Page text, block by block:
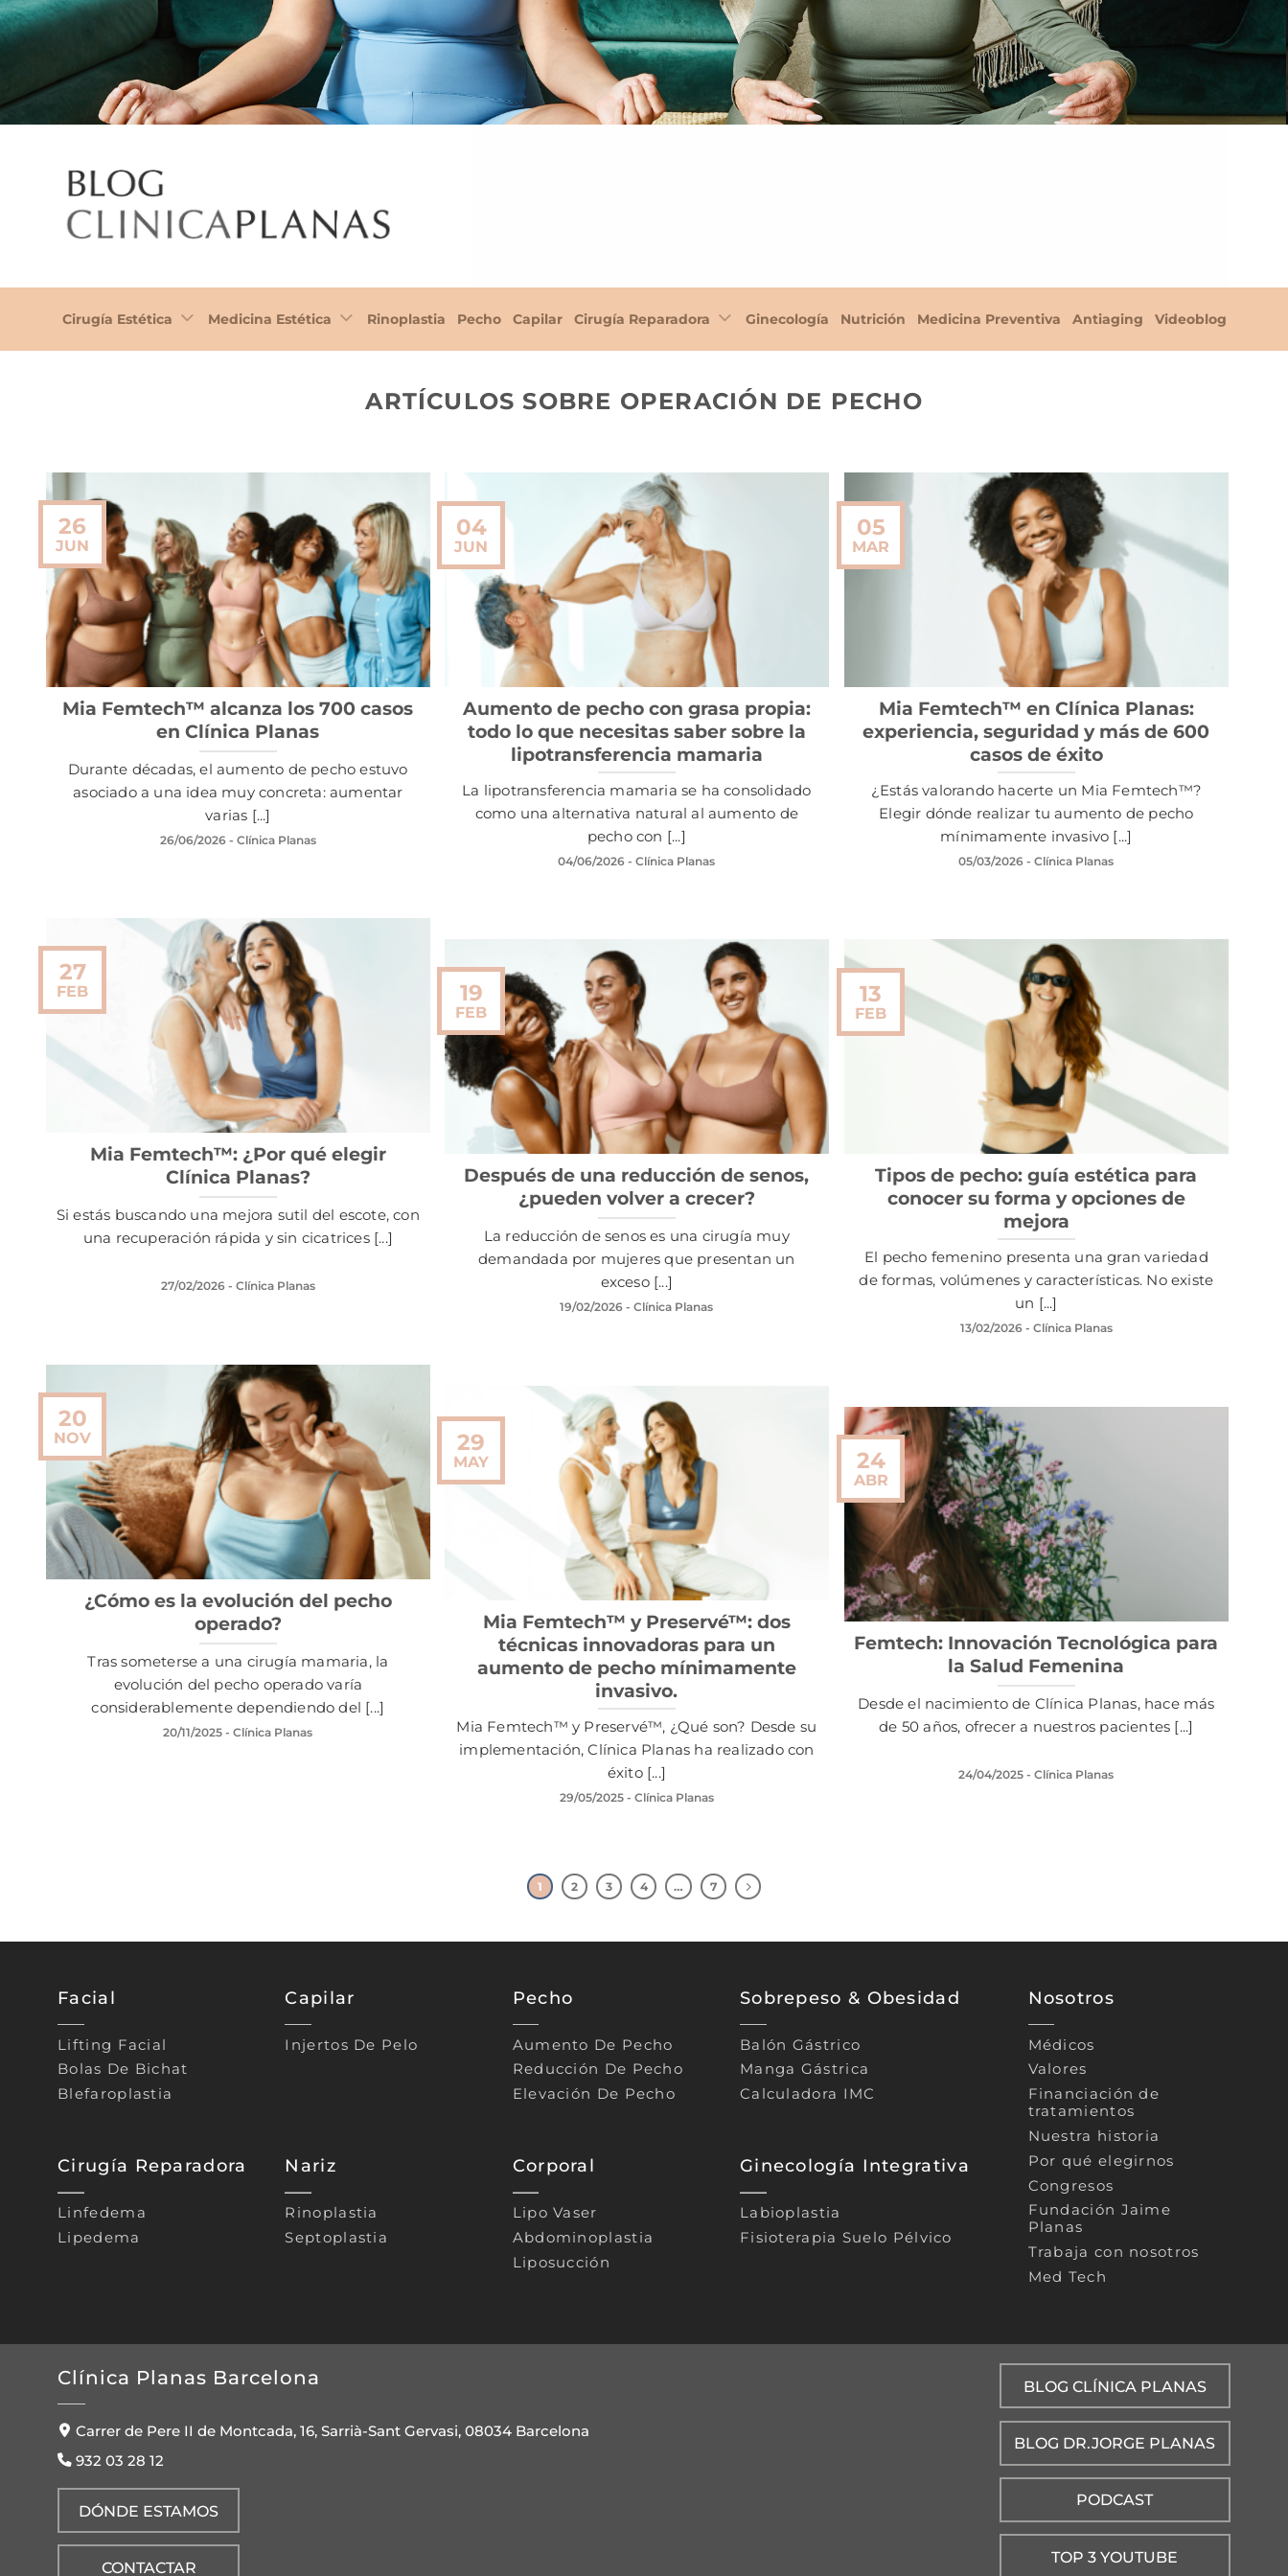
Cirugía Estética Medicina Estética Rinoplastia Pecho Capilar Cirugía Reparadora Ginecología Nutrición Medicina Preventiva Antiaging Videoblog
ARTÍCULOS SOBRE OPERACIÓN DE PECHO
Mia Femtech™ alcanza los 700 casos
en Clínica Planas
Durante décadas, el aumento de pecho estuvo
asociado a una idea muy concreta: aumentar
varias [...]
26/06/2026- Clínica Planas
26
JUN
Aumento de pecho con grasa propia:
todo lo que necesitas saber sobre la
lipotransferencia mamaria
La lipotransferencia mamaria se ha consolidado
como una alternativa natural al aumento de
pecho con [...]
04/06/2026 - Clínica Planas
04
JUN
Mia Femtech™ en Clínica Planas:
experiencia, seguridad y más de 600
casos de éxito
¿Estás valorando hacerte un Mia Femtech™?
Elegir dónde realizar tu aumento de pecho
mínimamente invasivo [...]
05/03/2026 - Clínica Planas
05
MAR
Mia Femtech™: ¿Por qué elegir
Clínica Planas?
Si estás buscando una mejora sutil del escote, con
una recuperación rápida y sin cicatrices [...]
27/02/2026- Clínica Planas
27
FEB
Después de una reducción de senos,
¿pueden volver a crecer?
La reducción de senos es una cirugía muy
demandada por mujeres que presentan un
exceso [...]
19/02/2026 - Clínica Planas
19
FEB
Tipos de pecho: guía estética para
conocer su forma y opciones de
mejora
El pecho femenino presenta una gran variedad
de formas, volúmenes y características. No existe
un [...]
13/02/2026- Clínica Planas
13
FEB
¿Cómo es la evolución del pecho
operado?
Tras someterse a una cirugía mamaria, la
evolución del pecho operado varía
considerablemente dependiendo del [...]
20/11/2025 - Clínica Planas
20
NOV
Mia Femtech™ y Preservé™: dos
técnicas innovadoras para un
aumento de pecho mínimamente
invasivo.
Mia Femtech™ y Preservé™, ¿Qué son? Desde su
implementación, Clínica Planas ha realizado con
éxito [...]
29/05/2025- Clínica Planas
29
MAY
Femtech: Innovación Tecnológica para
la Salud Femenina
Desde el nacimiento de Clínica Planas, hace más
de 50 años, ofrecer a nuestros pacientes [...]
24/04/2025 - Clínica Planas
24
ABR
1 2 3 4 … 7
Facial
Lifting Facial
Bolas De Bichat
Blefaroplastia
Cirugía Reparadora
Linfedema
Lipedema
Capilar
Injertos De Pelo
Nariz
Rinoplastia
Septoplastia
Pecho
Aumento De Pecho
Reducción De Pecho
Elevación De Pecho
Corporal
Lipo Vaser
Abdominoplastia
Liposucción
Sobrepeso & Obesidad
Balón Gástrico
Manga Gástrica
Calculadora IMC
Ginecología Integrativa
Labioplastia
Fisioterapia Suelo Pélvico
Nosotros
Médicos
Valores
Financiación de
tratamientos
Nuestra historia
Por qué elegirnos
Congresos
Fundación Jaime
Planas
Trabaja con nosotros
Med Tech
Clínica Planas Barcelona
Carrer de Pere II de Montcada, 16, Sarrià-Sant Gervasi, 08034 Barcelona
932 03 28 12
DÓNDE ESTAMOS
CONTACTAR
BLOG CLÍNICA PLANAS
BLOG DR.JORGE PLANAS
PODCAST
TOP 3 YOUTUBE